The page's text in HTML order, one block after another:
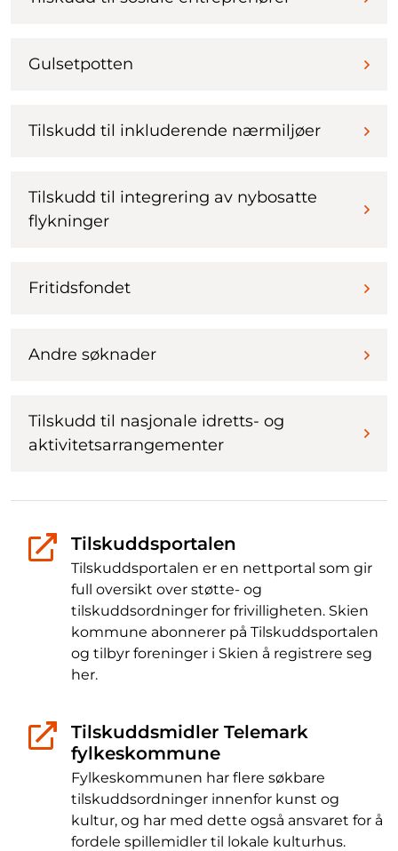
Gulsetpotten
Tilskudd til inkluderende nærmiljøer
Tilskudd til integrering av nybosatte
flykninger
Fritidsfondet
Andre søknader
Tilskudd til nasjonale idretts- og
aktivitetsarrangementer
Tilskuddsportalen
Tilskuddsportalen er en nettportal som gir
full oversikt over støtte- og
tilskuddsordninger for frivilligheten. Skien
kommune abonnerer på Tilskuddsportalen
og tilbyr foreninger i Skien å registrere seg
her.
Tilskuddsmidler Telemark
fylkeskommune
Fylkeskommunen har flere søkbare
tilskuddsordninger innenfor kunst og
kultur, og har med dette også ansvaret for å
fordele spillemidler til lokale kulturhus.